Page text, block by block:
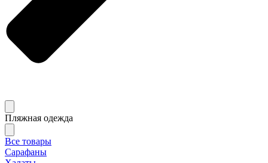
Пляжная одежда
Все товары
Сарафаны